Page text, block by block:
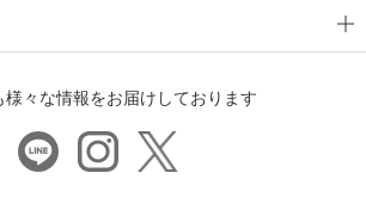
様々な情報をお届けしております